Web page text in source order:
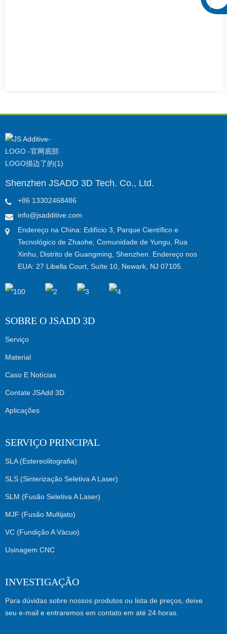
Shenzhen JSADD 3D Tech. Co., Ltd.
+86 13302468486
info@jsadditive.com
Endereço na China: Edifício 3, Parque Científico e
Tecnológico de Zhaohe, Comunidade de Yungu, Rua
Xinhu, Distrito de Guangming, Shenzhen. Endereço nos
EUA: 27 Libella Court, Suíte 10, Newark, NJ 07105.
SOBRE O JSADD 3D
Serviço
Material
Caso E Notícias
Contate JSAdd 3D
Aplicações
SERVIÇO PRINCIPAL
SLA (Estereolitografia)
SLS (Sinterização Seletiva A Laser)
SLM (Fusão Seletiva A Laser)
MJF (Fusão Multijato)
VC (Fundição A Vácuo)
Usinagem CNC
INVESTIGAÇÃO
Para dúvidas sobre nossos produtos ou lista de preços, deixe
seu e-mail e entraremos em contato em até 24 horas.